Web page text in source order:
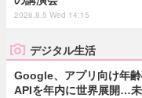
2026.8.5 Wed 14:15
デジタル生活
Google、アプリ向け年
APIを年内に世界展開…